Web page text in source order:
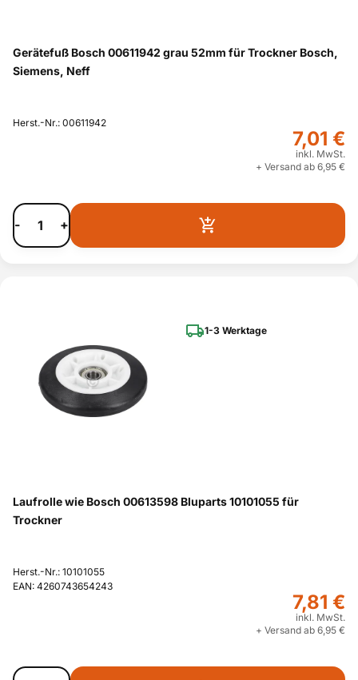
Gerätefuß Bosch 00611942 grau 52mm für Trockner Bosch,
Siemens, Neff
Herst.-Nr.: 00611942
7,01 €
inkl. MwSt.
+ Versand ab 6,95 €
- +
1-3 Werktage
Laufrolle wie Bosch 00613598 Bluparts 10101055 für
Trockner
Herst.-Nr.: 10101055
EAN: 4260743654243
7,81 €
inkl. MwSt.
+ Versand ab 6,95 €